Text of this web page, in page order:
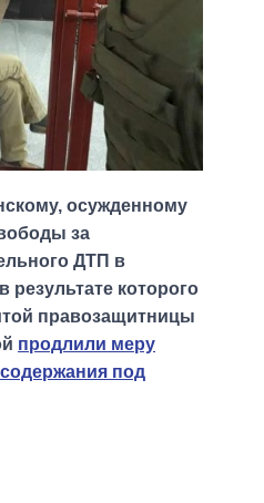
осужденному
за
ДТП в
результате которого
правозащитницы
продлили меру
под